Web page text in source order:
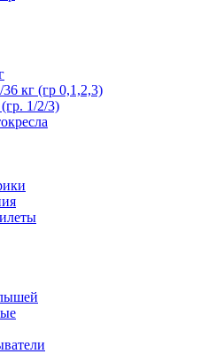
кг (гр 0,1,2,3)
1/2/3)